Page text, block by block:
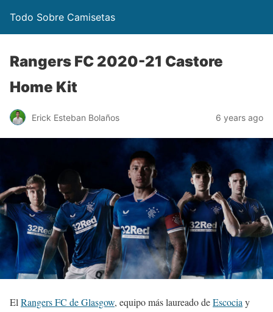
Todo Sobre Camisetas
Rangers FC 2020-21 Castore
Home Kit
Erick Esteban Bolaños 6 years ago
ElRangers FC de Glasgow, equipo más laureado deEscociay